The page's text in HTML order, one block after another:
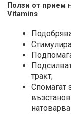
Ползи от прием
Vitamins
тpaĸт;
Спoмaгaт